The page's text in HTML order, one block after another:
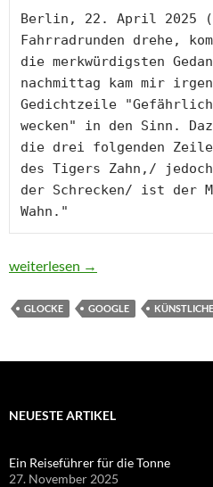
Berlin, 22. April 2025
Fahrradrunden drehe,
die merkwürdigsten
nachmittag kam mir
Gedichtzeile
wecken" in den Sinn.
die drei folgenden
des Tigers Zahn,/
der Schrecken/ ist der
Wahn."
Verderblich ist des Tigers Zahn
weiterlesen →
GLOCKE GOOGLE
NEUESTE ARTIKEL
Ein Reiseführer für die Tonne
27. November 2025